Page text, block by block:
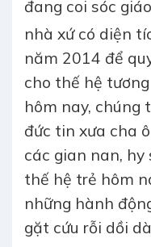
đang coi sóc
nhà xứ có diện
năm 2014 để
cho thế hệ
hôm nay, chúng
đức tin xưa cha
các gian nan, hy
thế hệ trẻ hôm
những hành
gặt cứu rỗi dồi